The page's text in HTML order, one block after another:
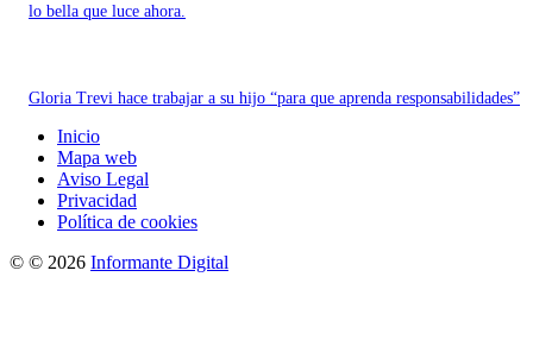
lo bella que luce ahora.
Gloria Trevi hace trabajar a su hijo “para que aprenda responsabilidades”
Inicio
Mapa web
Aviso Legal
Privacidad
Política de cookies
© © 2026 Informante Digital